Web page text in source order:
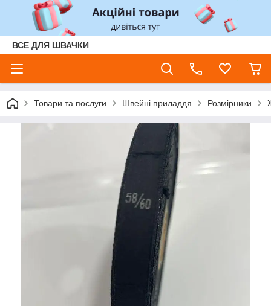
ВСЕ ДЛЯ ШВАЧКИ
Товари та послуги Швейні приладдя Розмірники